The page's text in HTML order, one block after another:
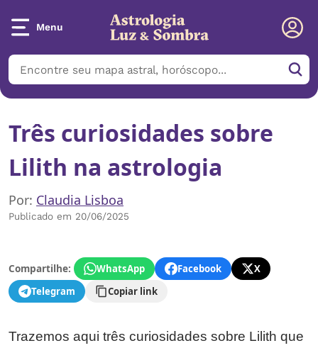
Menu
Três curiosidades sobre
Lilith na astrologia
Por: Claudia Lisboa
Publicado em 20/06/2025
Compartilhe: WhatsApp Facebook
X
Telegram
Copiar link
Trazemos aqui três curiosidades sobre Lilith que